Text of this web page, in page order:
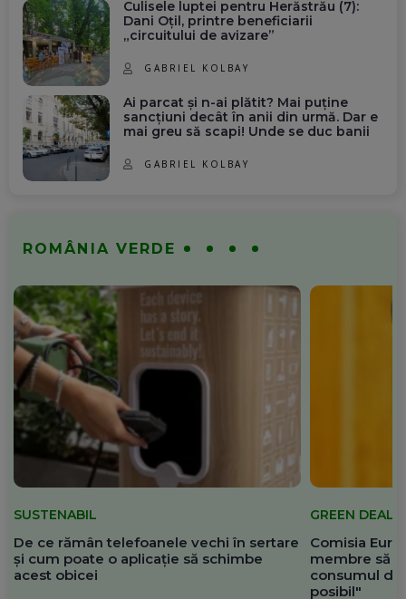
Culisele luptei pentru Herăstrău (7):
Dani Oțil, printre beneficiarii
„circuitului de avizare”
GABRIEL KOLBAY
Ai parcat și n-ai plătit? Mai puține
sancțiuni decât în anii din urmă. Dar e
mai greu să scapi! Unde se duc banii
GABRIEL KOLBAY
ROMÂNIA VERDE
SUSTENABIL
De ce rămân telefoanele vechi în sertare
și cum poate o aplicație să schimbe
acest obicei
GREEN DEAL
Comisia
membre să
consumul de
posibil"